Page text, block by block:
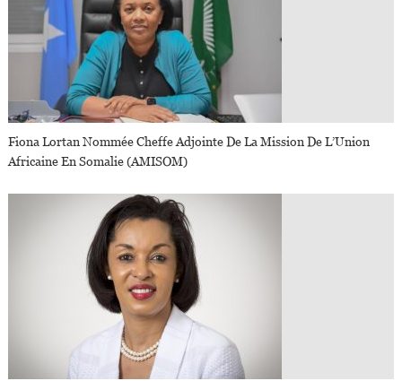
Fiona Lortan Nommée Cheffe Adjointe De La Mission De L’Union
Africaine En Somalie (AMISOM)